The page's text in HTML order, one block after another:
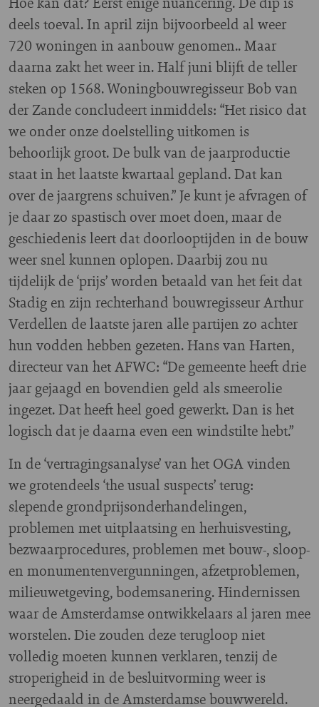
deels toeval. In april zijn bijvoorbeeld al weer
720 woningen in aanbouw genomen.. Maar
daarna zakt het weer in. Half juni blijft de teller
steken op 1568. Woningbouwregisseur Bob van
der Zande concludeert inmiddels: “Het risico dat
we onder onze doelstelling uitkomen is
behoorlijk groot. De bulk van de jaarproductie
staat in het laatste kwartaal gepland. Dat kan
over de jaargrens schuiven.” Je kunt je afvragen of
je daar zo spastisch over moet doen, maar de
geschiedenis leert dat doorlooptijden in de bouw
weer snel kunnen oplopen. Daarbij zou nu
tijdelijk de ‘prijs’ worden betaald van het feit dat
Stadig en zijn rechterhand bouwregisseur Arthur
Verdellen de laatste jaren alle partijen zo achter
hun vodden hebben gezeten. Hans van Harten,
directeur van het AFWC: “De gemeente heeft drie
jaar gejaagd en bovendien geld als smeerolie
ingezet. Dat heeft heel goed gewerkt. Dan is het
logisch dat je daarna even een windstilte hebt.”
In de ‘vertragingsanalyse’ van het OGA vinden
we grotendeels ‘the usual suspects’ terug:
slepende grondprijsonderhandelingen,
problemen met uitplaatsing en herhuisvesting,
bezwaarprocedures, problemen met bouw-, sloop-
en monumentenvergunningen, afzetproblemen,
milieuwetgeving, bodemsanering. Hindernissen
waar de Amsterdamse ontwikkelaars al jaren mee
worstelen. Die zouden deze terugloop niet
volledig moeten kunnen verklaren, tenzij de
stroperigheid in de besluitvorming weer is
neergedaald in de Amsterdamse bouwwereld.